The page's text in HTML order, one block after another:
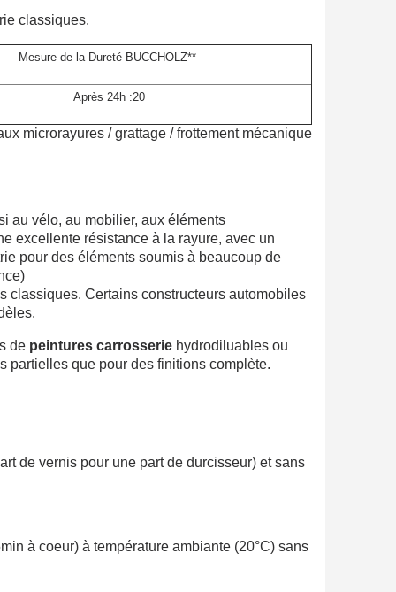
classiques.
Mesure de la Dureté BUCCHOLZ**
Après 24h :20
microrayures / grattage / frottement mécanique
au vélo, au mobilier, aux éléments
excellente résistance à la rayure, avec un
pour des éléments soumis à beaucoup de
classiques. Certains constructeurs automobiles
de peintures carrosseriehydrodiluables ou
partielles que pour des finitions complète.
de vernis pour une part de durcisseur) et sans
à coeur) à température ambiante (20°C) sans